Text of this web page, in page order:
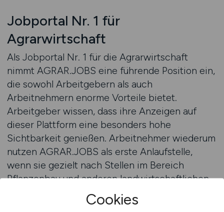
Jobportal Nr. 1 für
Agrarwirtschaft
Als Jobportal Nr. 1 für die Agrarwirtschaft
nimmt AGRAR.JOBS eine führende Position ein,
die sowohl Arbeitgebern als auch
Arbeitnehmern enorme Vorteile bietet.
Arbeitgeber wissen, dass ihre Anzeigen auf
dieser Plattform eine besonders hohe
Sichtbarkeit genießen. Arbeitnehmer wiederum
nutzen AGRAR.JOBS als erste Anlaufstelle,
wenn sie gezielt nach Stellen im Bereich
Pflanzenbau und anderen landwirtschaftlichen
Fachgebieten suchen.Cookies